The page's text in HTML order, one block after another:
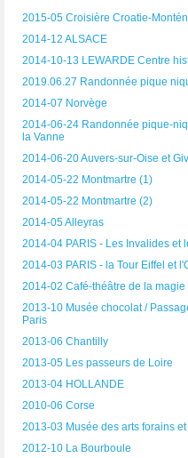
2015-05 Croisière Croatie-
2014-12 ALSACE
2014-10-13 LEWARDE Centre
2019.06.27 Randonnée pique
2014-07 Norvège
2014-06-24 Randonnée pique-
la Vanne
2014-06-20 Auvers-sur-Oise et
2014-05-22 Montmartre (1)
2014-05-22 Montmartre (2)
2014-05 Alleyras
2014-04 PARIS - Les Invalides et
2014-03 PARIS - la Tour Eiffel et
2014-02 Café-théâtre de la magie
2013-10 Musée chocolat /
Paris
2013-06 Chantilly
2013-05 Les passeurs de Loire
2013-04 HOLLANDE
2010-06 Corse
2013-03 Musée des arts forains
2012-10 La Bourboule